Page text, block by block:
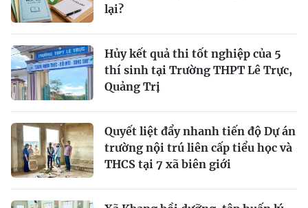
lại?
Hủy kết quả thi tốt nghiệp của 5
thí sinh tại Trường THPT Lê Trực,
Quảng Trị
Quyết liệt đẩy nhanh tiến độ Dự án
trường nội trú liên cấp tiểu học và
THCS tại 7 xã biên giới